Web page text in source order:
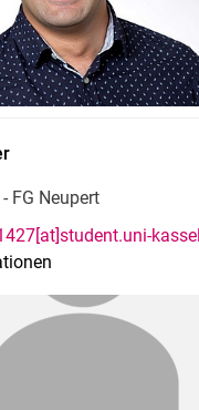
FG Neupert